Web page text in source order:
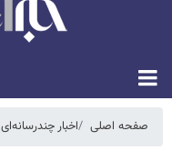
صفحه اصلی اخبار چندرسانه‌ای